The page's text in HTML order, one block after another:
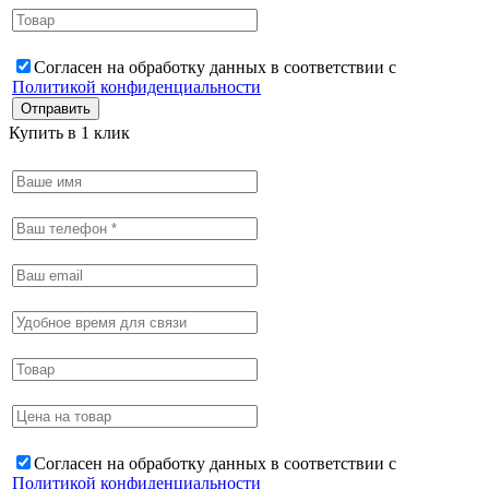
Согласен на обработку данных в соответствии с
Политикой конфиденциальности
Купить в 1 клик
Согласен на обработку данных в соответствии с
Политикой конфиденциальности